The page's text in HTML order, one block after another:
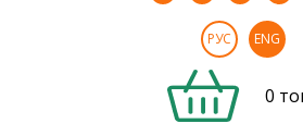
РУС ENG
0